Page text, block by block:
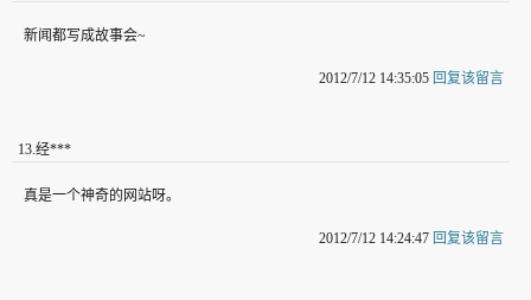
新闻都写成故事会~
2012/7/12 14:35:05 回复该留言
13.经***
真是一个神奇的网站呀。
2012/7/12 14:24:47 回复该留言